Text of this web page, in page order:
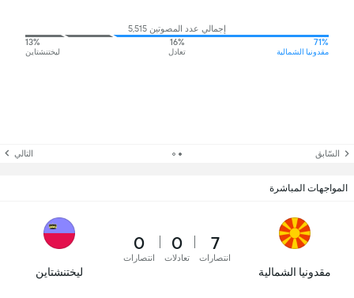
إجمالي عدد المصوتين 5,515
71%
مقدونيا الشمالية
16%
تعادل
13%
ليختنشتاين
السّابق التالي
المواجهات المباشرة
مقدونيا الشمالية
7
انتصارات
0
تعادلات
0
انتصارات
ليختنشتاين